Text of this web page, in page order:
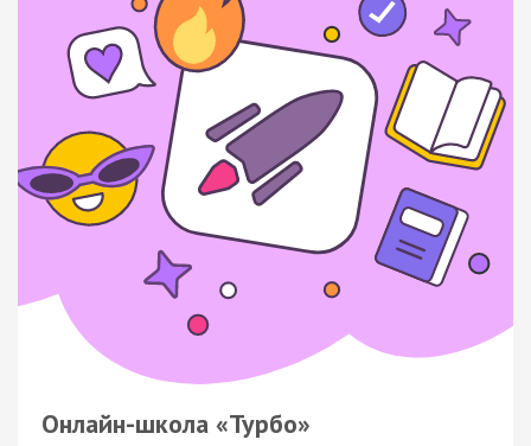
Онлайн-школа «Турбо»